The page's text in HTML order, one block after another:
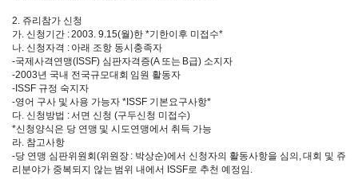
2. 쥬리참가 신청
가. 신청기간 : 2003. 9.15(월)한 *기한이후 미접수*
나. 신청자격 : 아래 조항 동시충족자
-국제사격연맹(ISSF) 심판자격증(A 또는 B급) 소지자
-2003년 국내 전국규모대회 임원 활동자
-ISSF 규정 숙지자
-영어 구사 및 사용 가능자 *ISSF 기본요구사항*
다. 신청방법 : 서면 신청 (구두신청 미접수)
*신청양식은 당 연맹 및 시도연맹에서 취득 가능
라. 참고사항
-당 연맹 심판위원회(위원장 : 박상순)에서 신청자의 활동사항을 심의, 대회 및 쥬
리분야가 중복되지 않는 범위 내에서 ISSF로 추천 예정임.